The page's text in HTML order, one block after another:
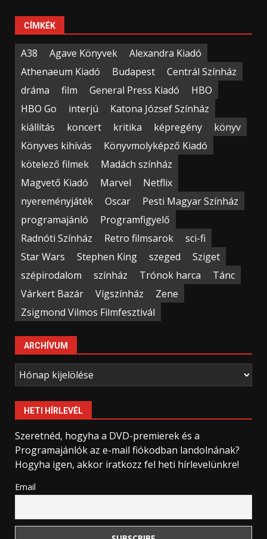
CÍMKÉK
A38 Agave Könyvek
Alexandra Kiadó
Athenaeum Kiadó
Budapest
Centrál Színház
dráma
film General Press Kiadó
HBO
HBO Go
interjú
Katona József Színház
kiállítás
koncert kritika képregény
könyv
Könyves kihívás
Könyvmolyképző Kiadó
kötelező filmek
Madách színház
Magvető Kiadó
Marvel
Netflix
nyereményjáték
Oscar
Pesti Magyar Színház
programajánló
Programfigyelő
Radnóti Színház
Retro filmsarok
sci-fi
Star Wars
Stephen King szeged
Sziget
szépirodalom
színház Trónok harca
Tánc
Várkert Bazár
Vígszínház
Zene
Zsigmond Vilmos Filmfesztivál
ARCHÍVUM
Archívum
HETI HÍRLEVÉL
Szeretnéd, hogyha a DVD-premierek és a
Programajánlók az e-mail fiókodban landolnának?
Hogyha igen, akkor iratkozz fel heti hírlevelünkre!
Email